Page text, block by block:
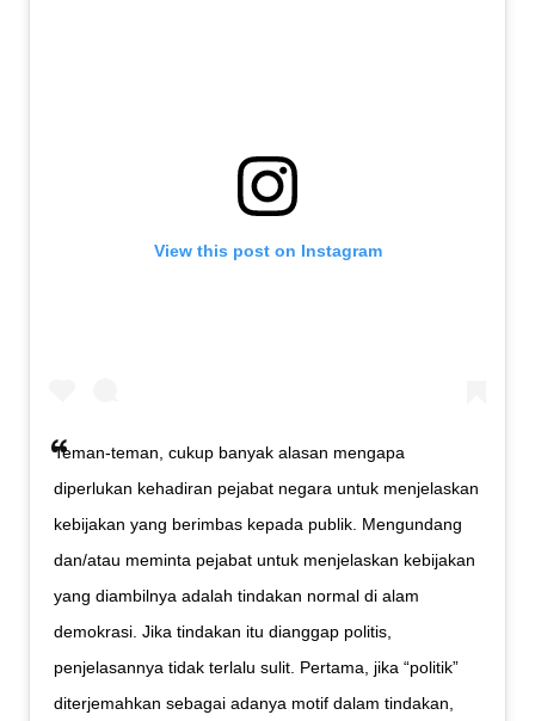
View this post on Instagram
Teman-teman, cukup banyak alasan mengapa
diperlukan kehadiran pejabat negara untuk menjelaskan
kebijakan yang berimbas kepada publik. Mengundang
dan/atau meminta pejabat untuk menjelaskan kebijakan
yang diambilnya adalah tindakan normal di alam
demokrasi. Jika tindakan itu dianggap politis,
penjelasannya tidak terlalu sulit. Pertama, jika “politik”
diterjemahkan sebagai adanya motif dalam tindakan,